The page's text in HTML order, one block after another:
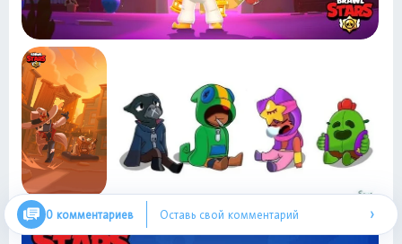
0 комментариев Оставь свой комментарий ›